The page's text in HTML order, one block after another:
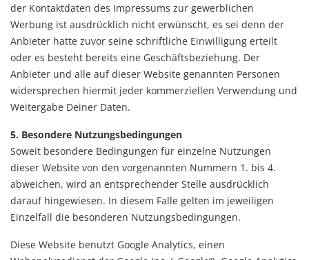
der Kontaktdaten des Impressums zur gewerblichen
Werbung ist ausdrücklich nicht erwünscht, es sei denn der
Anbieter hatte zuvor seine schriftliche Einwilligung erteilt
oder es besteht bereits eine Geschäftsbeziehung. Der
Anbieter und alle auf dieser Website genannten Personen
widersprechen hiermit jeder kommerziellen Verwendung und
Weitergabe Deiner Daten.
5. Besondere Nutzungsbedingungen
Soweit besondere Bedingungen für einzelne Nutzungen
dieser Website von den vorgenannten Nummern 1. bis 4.
abweichen, wird an entsprechender Stelle ausdrücklich
darauf hingewiesen. In diesem Falle gelten im jeweiligen
Einzelfall die besonderen Nutzungsbedingungen.
Diese Website benutzt Google Analytics, einen